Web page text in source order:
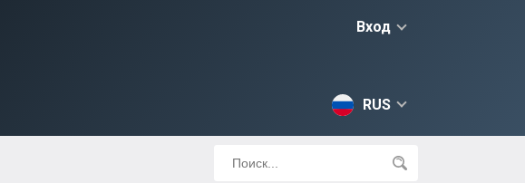
Вход
RUS